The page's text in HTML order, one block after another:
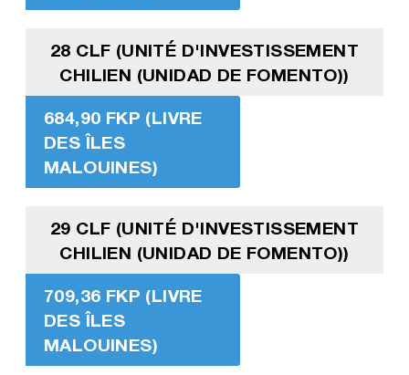
28 CLF (UNITÉ D'INVESTISSEMENT
CHILIEN (UNIDAD DE FOMENTO))
684,90 FKP (LIVRE
DES ÎLES
MALOUINES)
29 CLF (UNITÉ D'INVESTISSEMENT
CHILIEN (UNIDAD DE FOMENTO))
709,36 FKP (LIVRE
DES ÎLES
MALOUINES)